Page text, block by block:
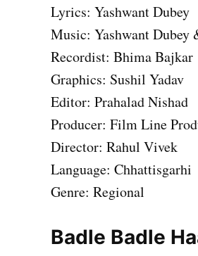
Lyrics: Yashwant Dubey
Music: Yashwant Dubey
Recordist: Bhima Bajkar
Graphics: Sushil Yadav
Editor: Prahalad Nishad
Producer: Film Line
Director: Rahul Vivek
Language: Chhattisgarhi
Genre: Regional
Badle Badle